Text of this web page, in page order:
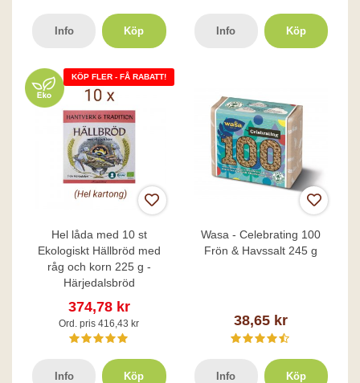
Info Köp Info Köp
KÖP FLER - FÅ RABATT!
Hel låda med 10 st
Ekologiskt Hällbröd med
råg och korn 225 g -
Härjedalsbröd
374,78 kr
Ord. pris 416,43 kr
Info Köp
Wasa - Celebrating 100
Frön & Havssalt 245 g
38,65 kr
Info Köp